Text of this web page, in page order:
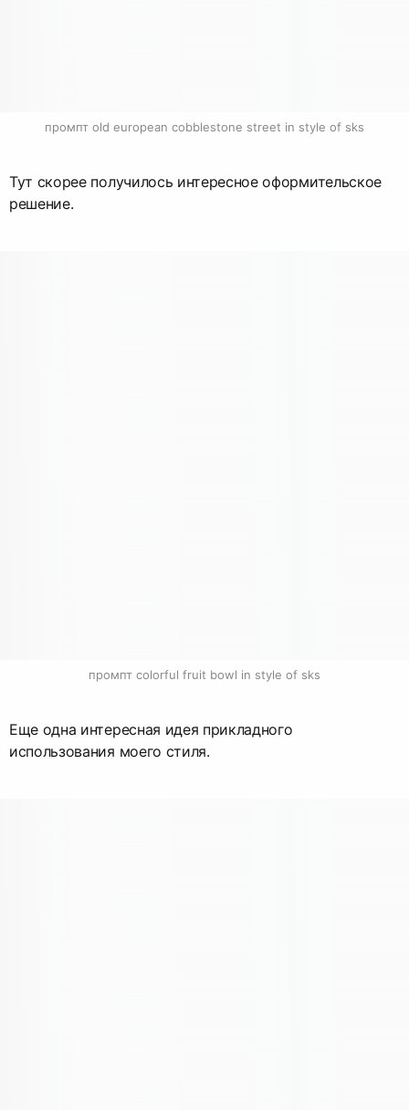
промпт old european cobblestone street in style of sks
Тут скорее получилось интересное оформительское
решение.
промпт colorful fruit bowl in style of sks
Еще одна интересная идея прикладного
использования моего стиля.